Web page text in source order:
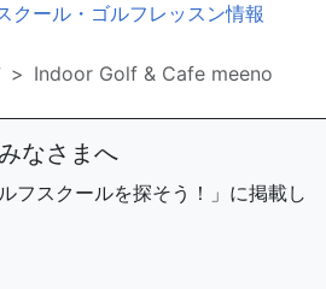
クール・ゴルフレッスン情報
Indoor Golf & Cafe meeno
なさまへ
フスクールを探そう！」に掲載し